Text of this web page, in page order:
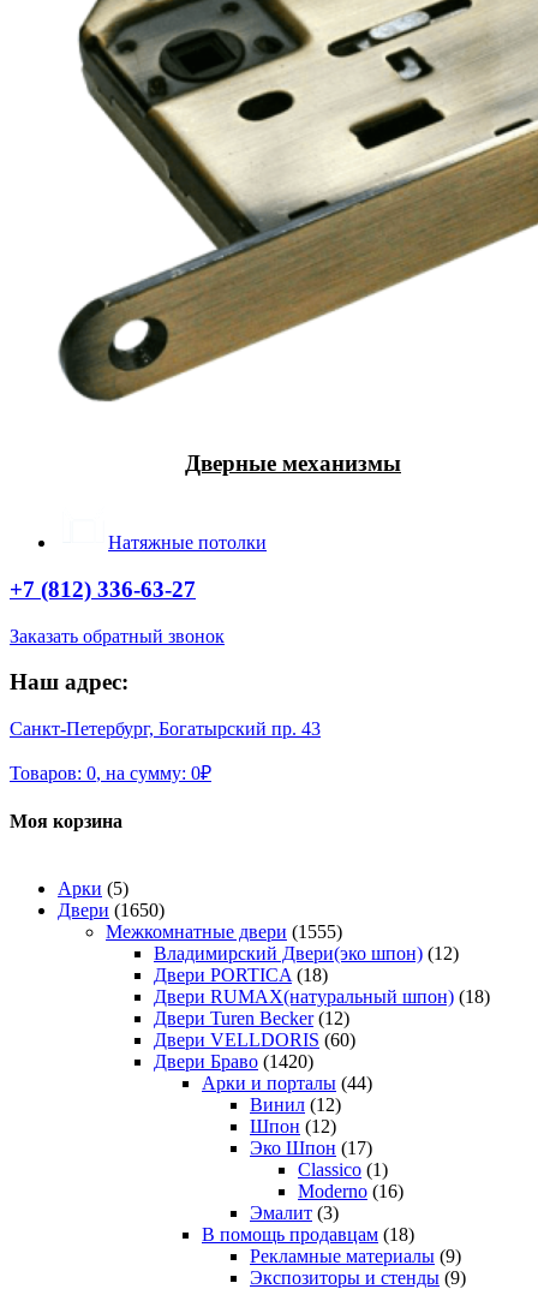
Дверные механизмы
Натяжные потолки
+7 (812) 336-63-27
Заказать обратный звонок
Наш адрес:
Санкт-Петербург, Богатырский пр. 43
Товаров: 0, на сумму: 0₽
Моя корзина
Арки (5)
Двери (1650)
Межкомнатные двери (1555)
Владимирский Двери(эко шпон) (12)
Двери PORTICA (18)
Двери RUMAX(натуральный шпон) (18)
Двери Turen Becker (12)
Двери VELLDORIS (60)
Двери Браво (1420)
Арки и порталы (44)
Винил (12)
Шпон (12)
Эко Шпон (17)
Classico (1)
Moderno (16)
Эмалит (3)
В помощь продавцам (18)
Рекламные материалы (9)
Экспозиторы и стенды (9)